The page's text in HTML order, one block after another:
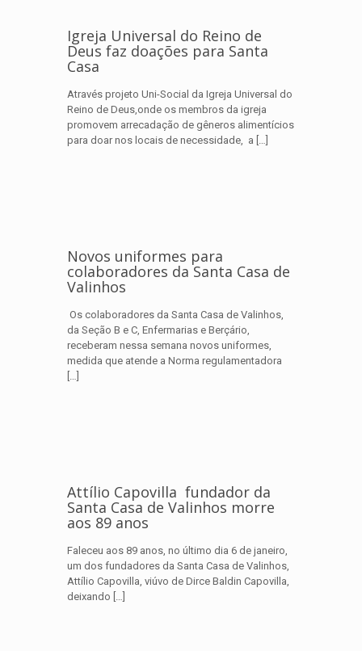
Igreja Universal do Reino de
Deus faz doações para Santa
Casa
Através projeto Uni-Social da Igreja Universal do
Reino de Deus,onde os membros da igreja
promovem arrecadação de gêneros alimentícios
para doar nos locais de necessidade, a […]
Novos uniformes para
colaboradores da Santa Casa de
Valinhos
Os colaboradores da Santa Casa de Valinhos,
da Seção B e C, Enfermarias e Berçário,
receberam nessa semana novos uniformes,
medida que atende a Norma regulamentadora
[…]
Attílio Capovilla fundador da
Santa Casa de Valinhos morre
aos 89 anos
Faleceu aos 89 anos, no último dia 6 de janeiro,
um dos fundadores da Santa Casa de Valinhos,
Attílio Capovilla, viúvo de Dirce Baldin Capovilla,
deixando […]